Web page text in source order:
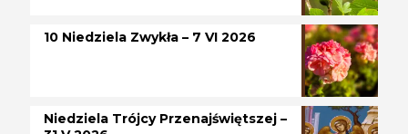
10 Niedziela Zwykła – 7 VI 2026
Niedziela Trójcy Przenajświętszej –